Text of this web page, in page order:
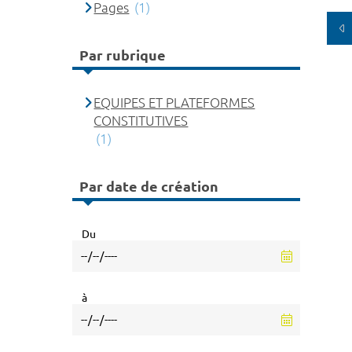
Pages (1)
Par rubrique
EQUIPES ET PLATEFORMES
CONSTITUTIVES
(1)
Par date de création
Du
à